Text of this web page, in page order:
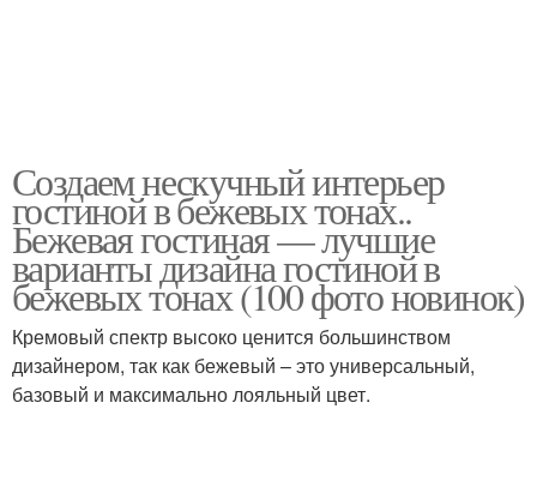
Создаем нескучный интерьер
гостиной в бежевых тонах..
Бежевая гостиная — лучшие
варианты дизайна гостиной в
бежевых тонах (100 фото новинок)
Кремовый спектр высоко ценится большинством
дизайнером, так как бежевый – это универсальный,
базовый и максимально лояльный цвет.